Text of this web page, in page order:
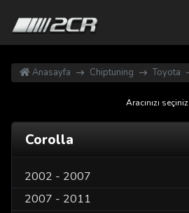
Anasayfa Chiptuning Toyota
Aracınızı seçiniz
Corolla
2002 - 2007
2007 - 2011